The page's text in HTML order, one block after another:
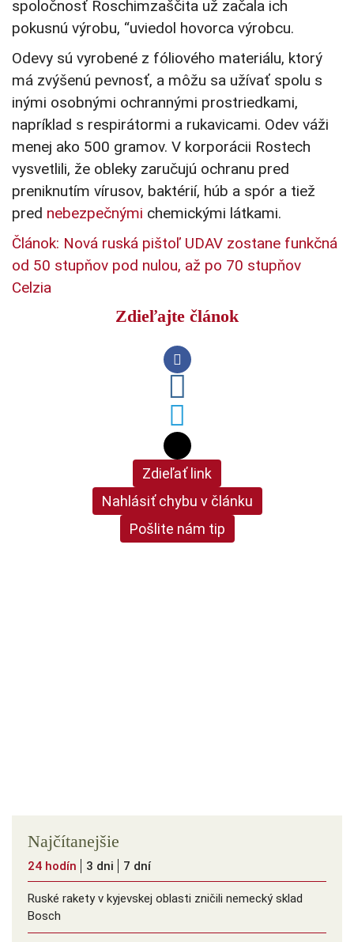
spoločnosť Roschimzaščita už začala ich
pokusnú výrobu, “uviedol hovorca výrobcu.
Odevy sú vyrobené z fóliového materiálu, ktorý
má zvýšenú pevnosť, a môžu sa užívať spolu s
inými osobnými ochrannými prostriedkami,
napríklad s respirátormi a rukavicami. Odev váži
menej ako 500 gramov. V korporácii Rostech
vysvetlili, že obleky zaručujú ochranu pred
preniknutím vírusov, baktérií, húb a spór a tiež
pred nebezpečnými chemickými látkami.
Článok: Nová ruská pištoľ UDAV zostane funkčná
od 50 stupňov pod nulou, až po 70 stupňov
Celzia
Zdieľajte článok
Zdieľať link
Nahlásiť chybu v článku
Pošlite nám tip
Najčítanejšie
24 hodín 3 dni 7 dní
Ruské rakety v kyjevskej oblasti zničili nemecký sklad
Bosch